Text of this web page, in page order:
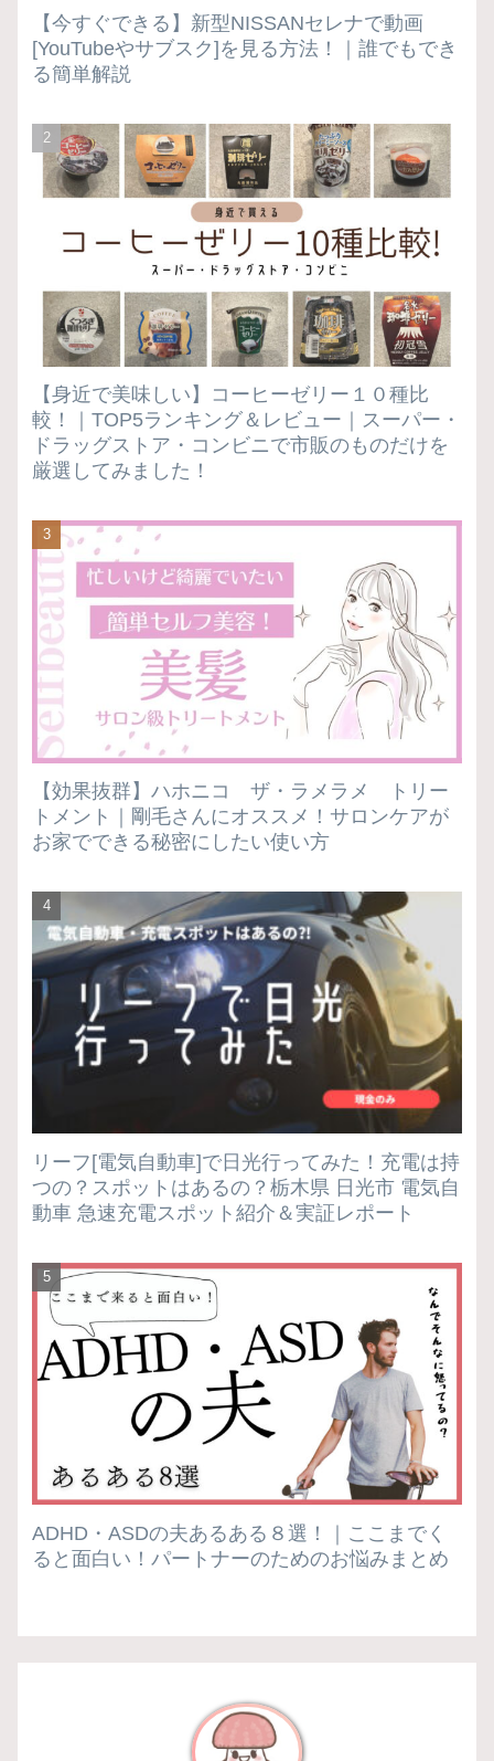
【今すぐできる】新型NISSANセレナで動画
[YouTubeやサブスク]を見る方法！｜誰でもでき
る簡単解説
【身近で美味しい】コーヒーゼリー１０種比
較！｜TOP5ランキング＆レビュー｜スーパー・
ドラッグストア・コンビニで市販のものだけを
厳選してみました！
【効果抜群】ハホニコ ザ・ラメラメ トリー
トメント｜剛毛さんにオススメ！サロンケアが
お家でできる秘密にしたい使い方
リーフ[電気自動車]で日光行ってみた！充電は持
つの？スポットはあるの？栃木県 日光市 電気自
動車 急速充電スポット紹介＆実証レポート
ADHD・ASDの夫あるある８選！｜ここまでく
ると面白い！パートナーのためのお悩みまとめ